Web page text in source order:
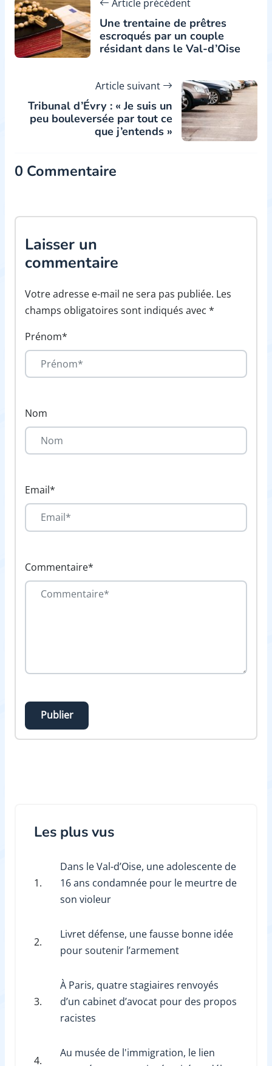
Article précédent
Une trentaine de prêtres
escroqués par un couple
résidant dans le Val-d’Oise
Article suivant
Tribunal d’Évry : « Je suis un
peu bouleversée par tout ce
que j’entends »
0 Commentaire
Laisser un
commentaire
Votre adresse e-mail ne sera pas publiée. Les
champs obligatoires sont indiqués avec *
Prénom*
Nom
Email*
Commentaire*
Publier
Les plus vus
1.
Dans le Val-d’Oise, une adolescente de
16 ans condamnée pour le meurtre de
son violeur
2.
Livret défense, une fausse bonne idée
pour soutenir l’armement
3.
À Paris, quatre stagiaires renvoyés
d’un cabinet d’avocat pour des propos
racistes
4.
Au musée de l'immigration, le lien